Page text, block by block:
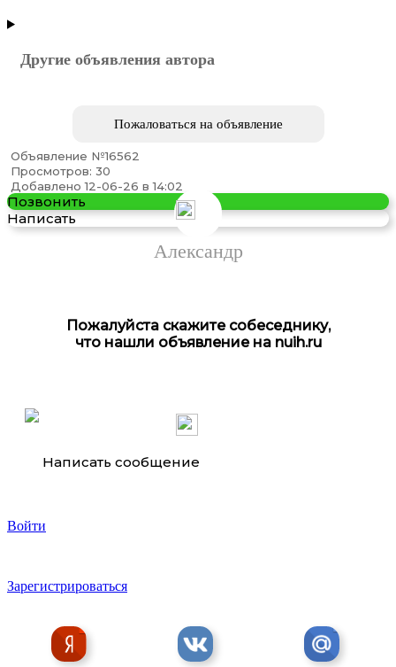
Арматура Балка Швеллер
Другие объявления автора
Пожаловаться на объявление
Объявление №16562
Просмотров: 30
Добавлено 12-06-26 в 14:02
Позвонить
Написать
Александр
Пожалуйста скажите собеседнику,
что нашли объявление на nuih.ru
Написать сообщение
Войти
Зарегистрироваться